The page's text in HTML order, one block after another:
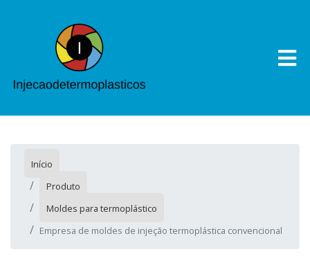
Início
Produto
Moldes para termoplástico
Empresa de moldes de injeção termoplástica convencional